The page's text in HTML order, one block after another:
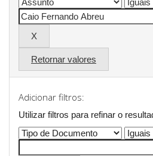
Retornar valores
Adicionar filtros:
Utilizar filtros para refinar o